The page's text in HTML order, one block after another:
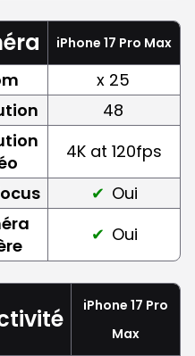
iPhone 17 Pro Max
x 25
48
4K at 120fps
Oui
Oui
iPhone 17 Pro
Max